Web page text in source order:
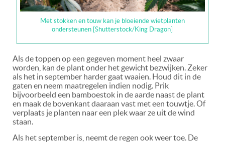
Met stokken en touw kan je bloeiende wietplanten
ondersteunen [Shutterstock/King Dragon]
Als de toppen op een gegeven moment heel zwaar
worden, kan de plant onder het gewicht bezwijken. Zeker
als het in september harder gaat waaien. Houd dit in de
gaten en neem maatregelen indien nodig. Prik
bijvoorbeeld een bamboestok in de aarde naast de plant
en maak de bovenkant daaraan vast met een touwtje. Of
verplaats je planten naar een plek waar ze uit de wind
staan.
Als het september is, neemt de regen ook weer toe. De